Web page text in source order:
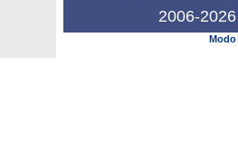
2006-
Modo